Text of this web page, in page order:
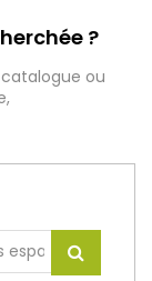
?
ou